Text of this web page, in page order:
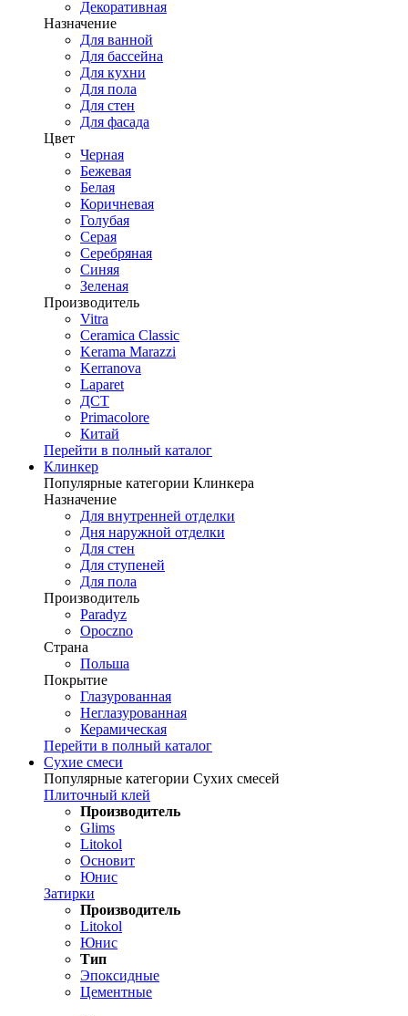
Декоративная
Назначение
Для ванной
Для бассейна
Для кухни
Для пола
Для стен
Для фасада
Цвет
Черная
Бежевая
Белая
Коричневая
Голубая
Серая
Серебряная
Синяя
Зеленая
Производитель
Vitra
Ceramica Classic
Kerama Marazzi
Kerranova
Laparet
ДСТ
Primacolore
Китай
Перейти в полный каталог
Клинкер
Популярные категории Клинкера
Назначение
Для внутренней отделки
Дня наружной отделки
Для стен
Для ступеней
Для пола
Производитель
Paradyz
Opoczno
Страна
Польша
Покрытие
Глазурованная
Неглазурованная
Керамическая
Перейти в полный каталог
Сухие смеси
Популярные категории Сухих смесей
Плиточный клей
Производитель
Glims
Litokol
Основит
Юнис
Затирки
Производитель
Litokol
Юнис
Тип
Эпоксидные
Цементные